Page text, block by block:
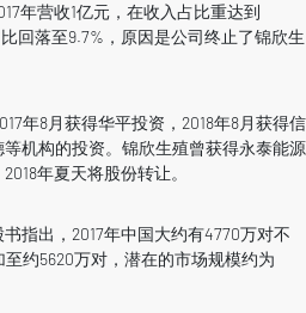
年营收1亿元，在收入占比重达到
回落至9.7%，原因是公司终止了锦欣生
年8月获得华平投资，2018年8月获得信
机构的投资。锦欣生殖曾获得永泰能源
年夏天将股份转让。
指出，2017年中国大约有4770万对不
约5620万对，潜在的市场规模约为